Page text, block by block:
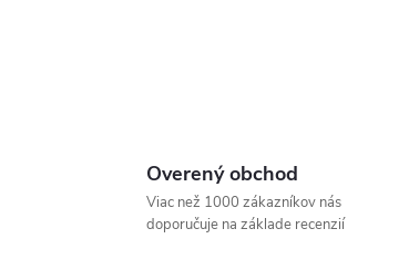
Overený obchod
Viac než 1000 zákazníkov nás
doporučuje na základe recenzií